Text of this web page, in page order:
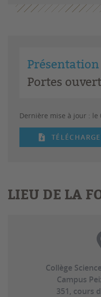
Présentation
Portes
Dernière mise à jour : le
LIEU DE LA
Collège
Campus
351, cours